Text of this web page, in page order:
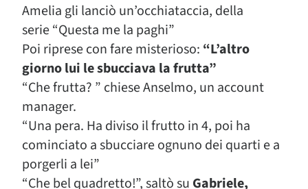
Amelia gli lanciò un’occhiataccia, della
serie “Questa me la paghi”
Poi riprese con fare misterioso: “L’altro
giorno lui le sbucciava la frutta”
“Che frutta? ” chiese Anselmo, un account
manager.
“Una pera. Ha diviso il frutto in 4, poi ha
cominciato a sbucciare ognuno dei quarti e a
porgerli a lei”
“Che bel quadretto!”, saltò su Gabriele,